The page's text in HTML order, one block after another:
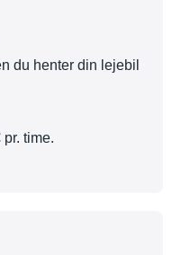
du henter din lejebil
time.